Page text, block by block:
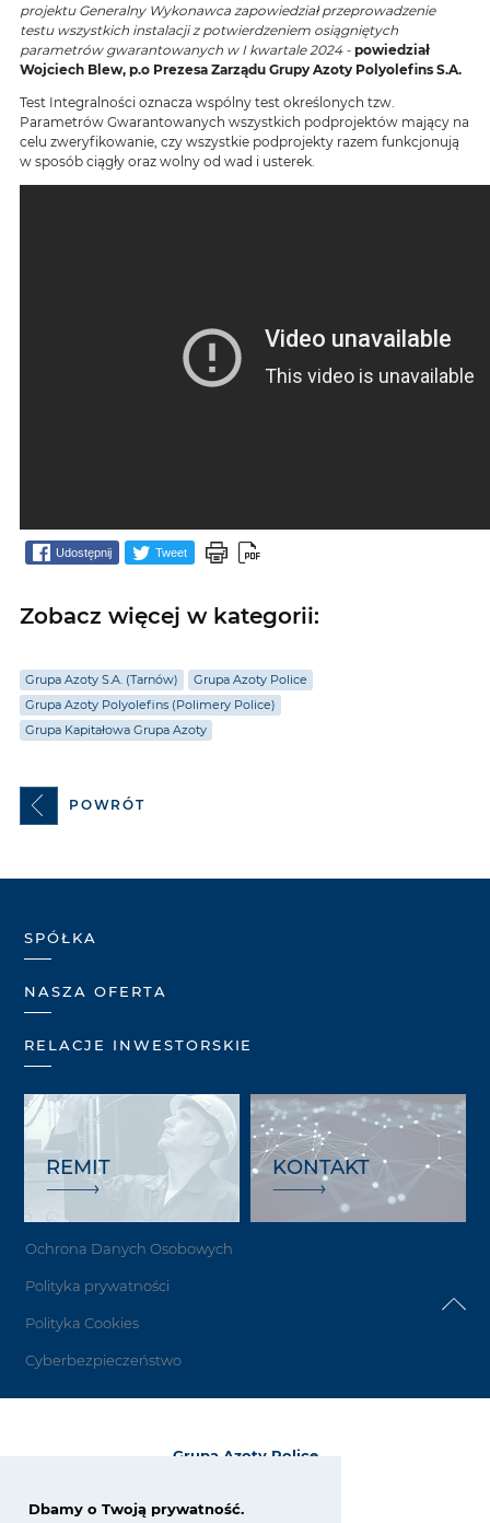
Dbamy o Twoją prywatność.
projektu Generalny Wykonawca zapowiedział przeprowadzenie
testu wszystkich instalacji z potwierdzeniem osiągniętych
parametrów gwarantowanych w I kwartale 2024 - powiedział
Wojciech Blew, p.o Prezesa Zarządu Grupy Azoty Polyolefins S.A.
Test Integralności oznacza wspólny test określonych tzw.
Parametrów Gwarantowanych wszystkich podprojektów mający na
celu zweryfikowanie, czy wszystkie podprojekty razem funkcjonują
w sposób ciągły oraz wolny od wad i usterek.
Udostępnij Tweet
Zobacz więcej w kategorii:
Grupa Azoty S.A. (Tarnów)
Grupa Azoty Police
Grupa Azoty Polyolefins (Polimery Police)
Grupa Kapitałowa Grupa Azoty
POWRÓT
SPÓŁKA
NASZA OFERTA
RELACJE INWESTORSKIE
REMIT KONTAKT
Ochrona Danych Osobowych
Polityka prywatności
Polityka Cookies
Cyberbezpieczeństwo
Grupa Azoty Police
ul. Kuźnicka 1